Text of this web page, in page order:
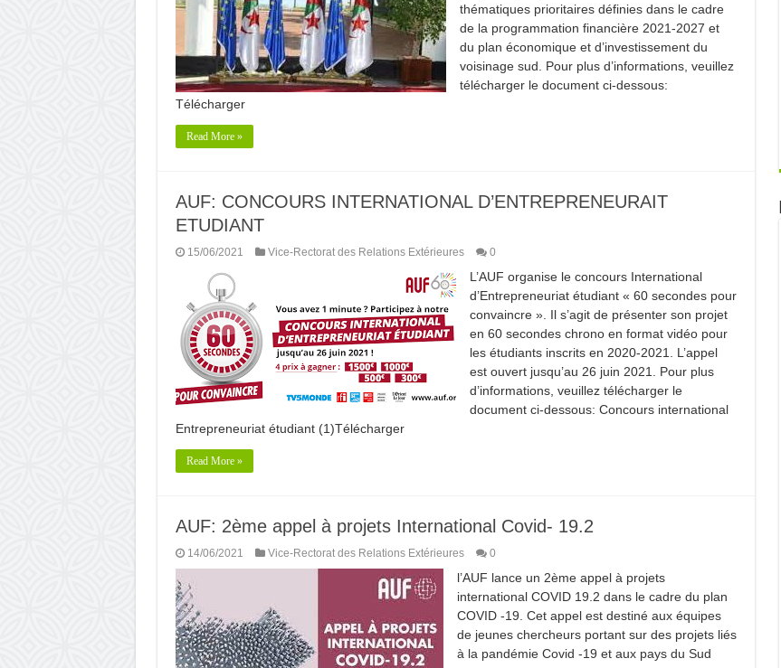
thématiques prioritaires définies dans le cadre
de la programmation financière 2021-2027 et
du plan économique et d’investissement du
voisinage sud. Pour plus d’informations, veuillez
télécharger le document ci-dessous:
Télécharger
Read More »
AUF: CONCOURS INTERNATIONAL D’ENTREPRENEURAIT
ETUDIANT
15/06/2021 Vice-Rectorat des Relations Extérieures 0
L’AUF organise le concours International
d’Entrepreneuriat étudiant « 60 secondes pour
convaincre ». Il s’agit de présenter son projet
en 60 secondes chrono en format vidéo pour
les étudiants inscrits en 2020-2021. L’appel
est ouvert jusqu’au 26 juin 2021. Pour plus
d’informations, veuillez télécharger le
document ci-dessous: Concours international
Entrepreneuriat étudiant (1)Télécharger
Read More »
AUF: 2ème appel à projets International Covid- 19.2
14/06/2021 Vice-Rectorat des Relations Extérieures 0
l’AUF lance un 2ème appel à projets
international COVID 19.2 dans le cadre du plan
COVID -19. Cet appel est destiné aux équipes
de jeunes chercheurs portant sur des projets liés
à la pandémie Covid -19 et aux pays du Sud